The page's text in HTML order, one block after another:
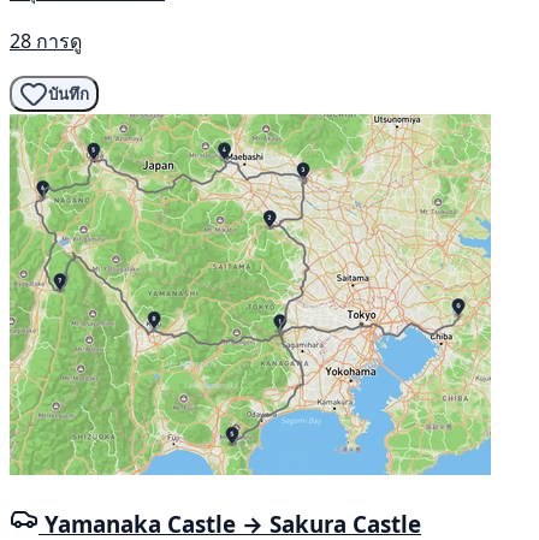
28 การดู
บันทึก
Yamanaka Castle → Sakura Castle